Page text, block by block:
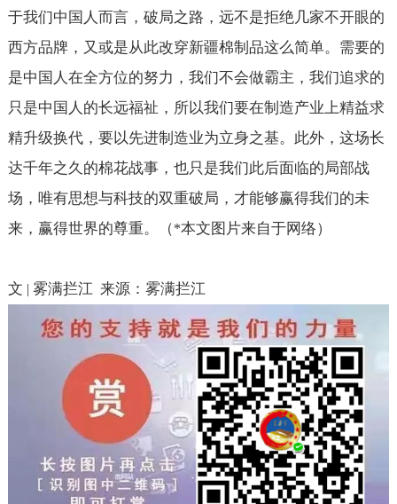
于我们中国人而言，破局之路，远不是拒绝几家不开眼的
西方品牌，又或是从此改穿新疆棉制品这么简单。需要的
是中国人在全方位的努力，我们不会做霸主，我们追求的
只是中国人的长远福祉，所以我们要在制造产业上精益求
精升级换代，要以先进制造业为立身之基。此外，这场长
达千年之久的棉花战事，也只是我们此后面临的局部战
场，唯有思想与科技的双重破局，才能够赢得我们的未
来，赢得世界的尊重。（*本文图片来自于网络）
文 | 雾满拦江 来源：雾满拦江